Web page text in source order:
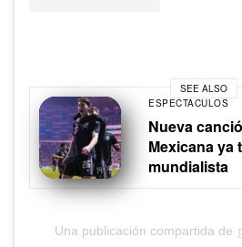
SEE ALSO
ESPECTÁCULOS
Nueva
Mexicana ya
mundialista
Una publicación compartida de